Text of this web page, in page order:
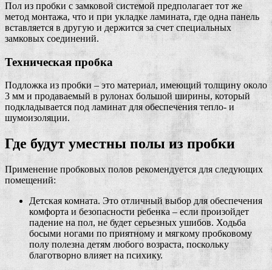
Пол из пробки с замковой системой предполагает тот же
метод монтажа, что и при укладке ламината, где одна панель
вставляется в другую и держится за счет специальных
замковых соединений.
Техническая пробка
Подложка из пробки – это материал, имеющий толщину около
3 мм и продаваемый в рулонах большой ширины, который
подкладывается под ламинат для обеспечения тепло- и
шумоизоляции.
Где будут уместны полы из пробки
Применение пробковых полов рекомендуется для следующих
помещений:
Детская комната. Это отличный выбор для обеспечения
комфорта и безопасности ребенка – если произойдет
падение на пол, не будет серьезных ушибов. Ходьба
босыми ногами по приятному и мягкому пробковому
полу полезна детям любого возраста, поскольку
благотворно влияет на психику.